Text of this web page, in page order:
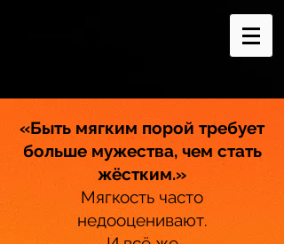
«Быть мягким порой требует
больше мужества, чем стать
жёстким.»
Мягкость часто
недооценивают.